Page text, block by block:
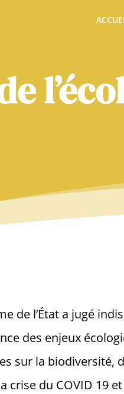
de l’État a jugé
des enjeux
sur la biodiversité,
crise du COVID 19